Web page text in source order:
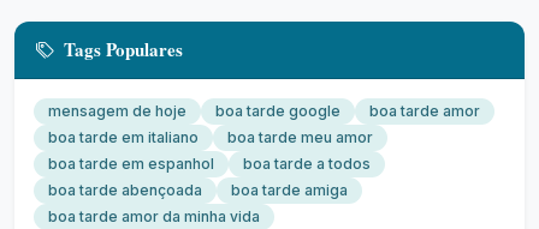
Tags Populares
mensagem de hoje boa tarde google
boa tarde amor
boa tarde em italiano
boa tarde meu amor
boa tarde em espanhol
boa tarde a todos
boa tarde abençoada
boa tarde amiga
boa tarde amor da minha vida